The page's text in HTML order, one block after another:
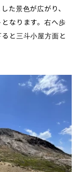
た景色が広がり、
なります。右へ歩
と三斗小屋方面と